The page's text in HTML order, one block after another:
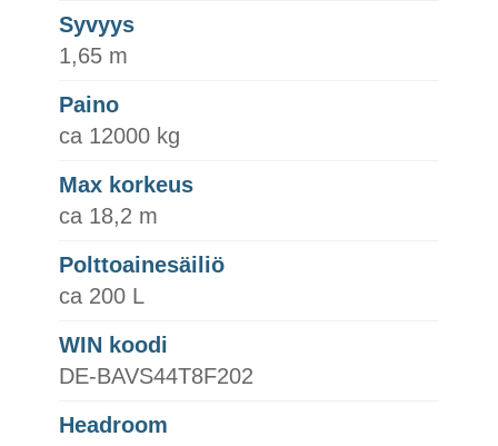
Syvyys
1,65 m
Paino
ca 12000 kg
Max korkeus
ca 18,2 m
Polttoainesäiliö
ca 200 L
WIN koodi
DE-BAVS44T8F202
Headroom